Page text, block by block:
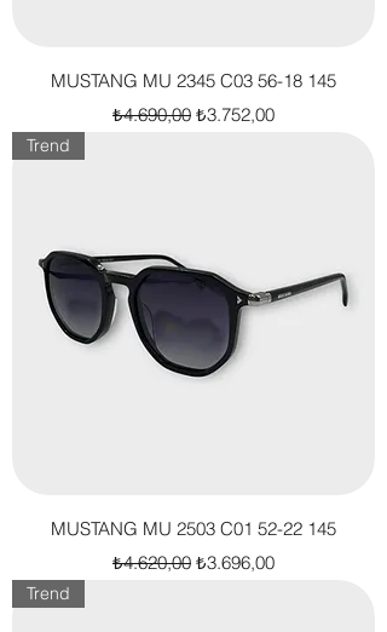
MUSTANG MU 2345 C03 56-18 145
Normal Fiyat
₺4.690,00 İndirimli Fiyat
₺3.752,00
Trend
MUSTANG MU 2503 C01 52-22 145
Normal Fiyat
₺4.620,00 İndirimli Fiyat
₺3.696,00
Trend